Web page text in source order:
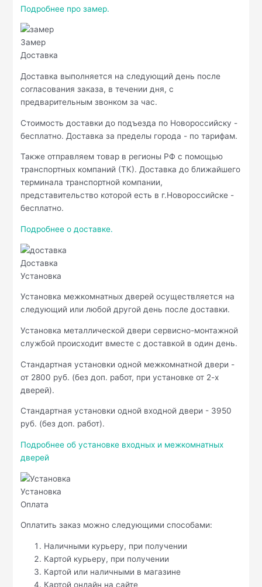
Подробнее про замер.
Замер
Доставка
Доставка выполняется на следующий день после
согласования заказа, в течении дня, с
предварительным звонком за час.
Стоимость доставки до подъезда по Новороссийску -
бесплатно. Доставка за пределы города - по тарифам.
Также отправляем товар в регионы РФ с помощью
транспортных компаний (ТК). Доставка до ближайшего
терминала транспортной компании,
представительство которой есть в г.Новороссийске -
бесплатно.
Подробнее о доставке.
Доставка
Установка
Установка межкомнатных дверей осуществляется на
следующий или любой другой день после доставки.
Установка металлической двери сервисно-монтажной
службой происходит вместе с доставкой в один день.
Стандартная установки одной межкомнатной двери -
от 2800 руб. (без доп. работ, при установке от 2-х
дверей).
Стандартная установки одной входной двери - 3950
руб. (без доп. работ).
Подробнее об установке входных и межкомнатных
дверей
Установка
Оплата
Оплатить заказ можно следующими способами:
Наличными курьеру, при получении
Картой курьеру, при получении
Картой или наличными в магазине
Картой онлайн на сайте